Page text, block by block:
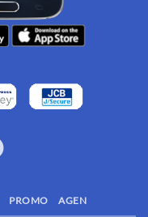
PROMO AGEN